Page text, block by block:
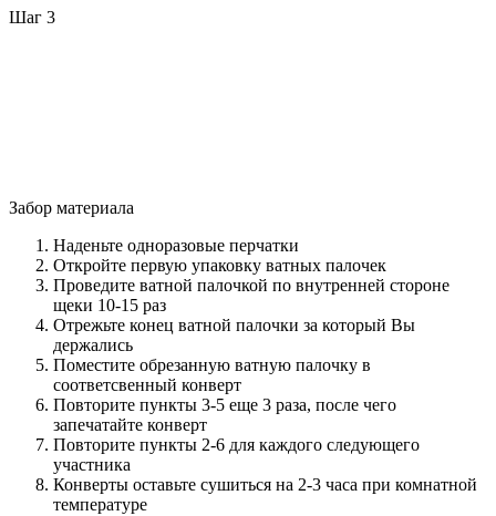
Шаг 3
Забор материала
Наденьте одноразовые перчатки
Откройте первую упаковку ватных палочек
Проведите ватной палочкой по внутренней стороне
щеки 10-15 раз
Отрежьте конец ватной палочки за который Вы
держались
Поместите обрезанную ватную палочку в
соответсвенный конверт
Повторите пункты 3-5 еще 3 раза, после чего
запечатайте конверт
Повторите пункты 2-6 для каждого следующего
участника
Конверты оставьте сушиться на 2-3 часа при комнатной
температуре